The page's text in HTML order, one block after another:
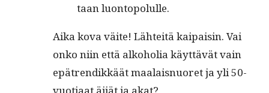
taan luontopolulle.
Aika kova väite! Lähteitä kaipaisin. Vai
onko niin että alko­ho­lia käyt­tävät vain
epätrendikkäät maalais­nuoret ja yli 50-
vuo­ti­aat äijät ja akat?